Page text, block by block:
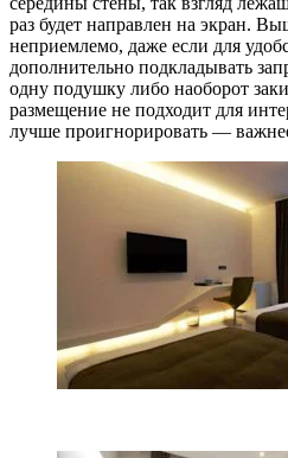
раз будет направлен на экран.
неприемлемо, даже если для
дополнительно подкладывать
одну подушку либо наоборот
размещение не подходит для
лучше проигнорировать —